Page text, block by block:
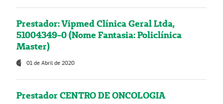
Prestador: Vipmed Clínica Geral Ltda,
51004349-0 (Nome Fantasia: Policlínica
Master)
01 de Abril de 2020
Prestador CENTRO DE ONCOLOGIA